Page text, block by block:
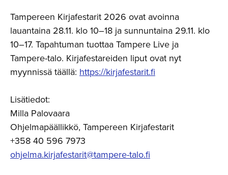
Tampereen Kirjafestarit 2026 ovat avoinna
lauantaina 28.11. klo 10–18 ja sunnuntaina 29.11. klo
10–17. Tapahtuman tuottaa Tampere Live ja
Tampere-talo. Kirjafestareiden liput ovat nyt
myynnissä täällä: https://kirjafestarit.fi
Lisätiedot:
Milla Palovaara
Ohjelmapäällikkö, Tampereen Kirjafestarit
+358 40 596 7973
ohjelma.kirjafestarit@tampere-talo.fi